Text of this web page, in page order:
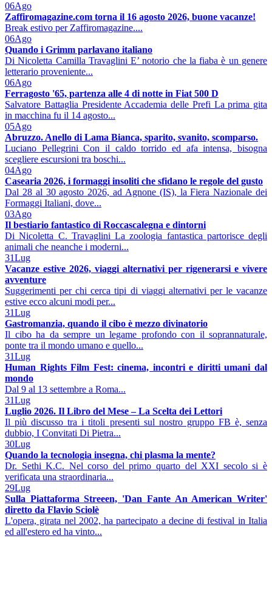
06Ago
Zaffiromagazine.com torna il 16 agosto 2026, buone vacanze!
Break estivo per Zaffiromagazine....
06Ago
Quando i Grimm parlavano italiano
Di Nicoletta Camilla Travaglini E’ notorio che la fiaba è un genere
letterario proveniente...
06Ago
Ferragosto '65, partenza alle 4 di notte in Fiat 500 D
Salvatore Battaglia Presidente Accademia delle Prefi La prima gita
in macchina fu il 14 agosto...
05Ago
Abruzzo. Anello di Lama Bianca, sparito, svanito, scomparso.
Luciano Pellegrini Con il caldo torrido ed afa intensa, bisogna
scegliere escursioni tra boschi...
04Ago
Casearia 2026, i formaggi insoliti che sfidano le regole del gusto
Dal 28 al 30 agosto 2026, ad Agnone (IS), la Fiera Nazionale dei
Formaggi Italiani, dove...
03Ago
Il bestiario fantastico di Roccascalegna e dintorni
Di Nicoletta C. Travaglini La zoologia fantastica partorisce degli
animali che neanche i moderni...
31Lug
Vacanze estive 2026, viaggi alternativi per rigenerarsi e vivere
avventure
Suggerimenti per chi cerca tipi di viaggi alternativi per le vacanze
estive ecco alcuni modi per...
31Lug
Gastromanzia, quando il cibo è mezzo divinatorio
Il cibo ha da sempre un legame profondo con il soprannaturale,
ponte tra il mondo umano e quello...
31Lug
Human Rights Film Fest: cinema, incontri e diritti umani dal
mondo
Dal 9 al 13 settembre a Roma...
31Lug
Luglio 2026. Il Libro del Mese – La Scelta dei Lettori
Il più discusso tra i titoli presenti sul nostro gruppo FB è, senza
dubbio, I Convitati Di Pietra...
30Lug
Quando la tecnologia insegna, chi plasma la mente?
Dr. Sethi K.C. Nel corso del primo quarto del XXI secolo si è
verificata una straordinaria...
29Lug
Sulla Piattaforma Streeen, 'Dan Fante An American Writer'
diretto da Flavio Sciolè
L'opera, girata nel 2002, ha partecipato a decine di festival in Italia
ed all'estero ed ha vinto...